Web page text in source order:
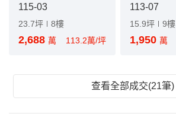
115-03
23.7坪 8樓
2,688 萬 113.2萬/坪
113-07
15.9坪 9樓
1,950 萬
查看全部成交(21筆)